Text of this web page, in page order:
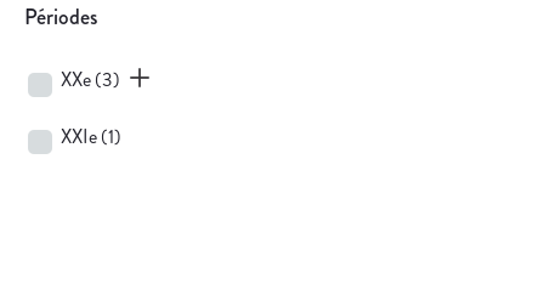
Périodes
XXe(3)
XXIe(1)